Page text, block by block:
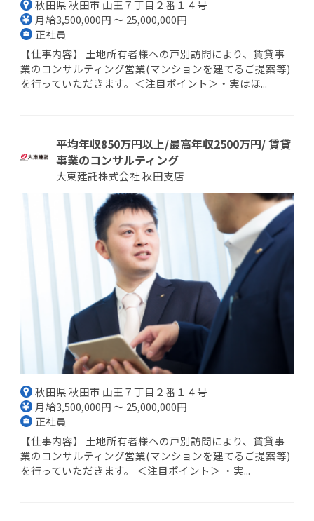
秋田県 秋田市 山王７丁目２番１４号
月給3,500,000円 ～ 25,000,000円
正社員
【仕事内容】 土地所有者様への戸別訪問により、賃貸事
業のコンサルティング営業(マンションを建てるご提案等)
を行っていただきます。＜注目ポイント＞・実はほ...
平均年収850万円以上/最高年収2500万円/ 賃貸
事業のコンサルティング
大東建託株式会社 秋田支店
秋田県 秋田市 山王７丁目２番１４号
月給3,500,000円 ～ 25,000,000円
正社員
【仕事内容】 土地所有者様への戸別訪問により、賃貸事
業のコンサルティング営業(マンションを建てるご提案等)
を行っていただきます。 ＜注目ポイント＞ ・実...